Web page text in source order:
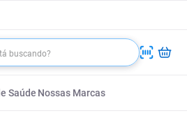
Saúde Nossas Marcas